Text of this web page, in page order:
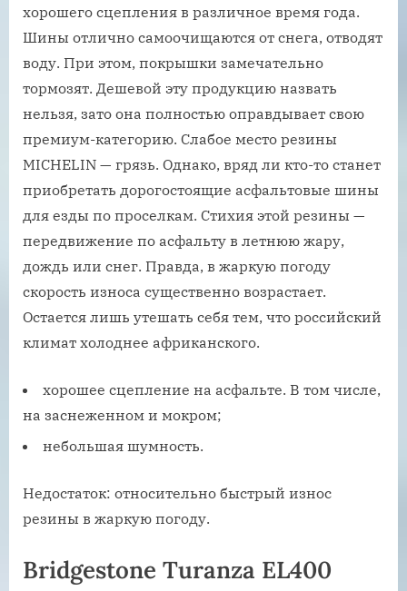
хорошего сцепления в различное время года.
Шины отлично самоочищаются от снега, отводят
воду. При этом, покрышки замечательно
тормозят. Дешевой эту продукцию назвать
нельзя, зато она полностью оправдывает свою
премиум-категорию. Слабое место резины
MICHELIN — грязь. Однако, вряд ли кто-то станет
приобретать дорогостоящие асфальтовые шины
для езды по проселкам. Стихия этой резины —
передвижение по асфальту в летнюю жару,
дождь или снег. Правда, в жаркую погоду
скорость износа существенно возрастает.
Остается лишь утешать себя тем, что российский
климат холоднее африканского.
хорошее сцепление на асфальте. В том числе,
на заснеженном и мокром;
небольшая шумность.
Недостаток: относительно быстрый износ
резины в жаркую погоду.
Bridgestone Turanza EL400